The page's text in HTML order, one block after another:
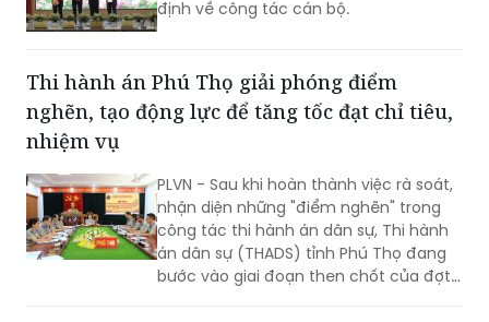
định về công tác cán bộ.
Thi hành án Phú Thọ giải phóng điểm
nghẽn, tạo động lực để tăng tốc đạt chỉ tiêu,
nhiệm vụ
PLVN - Sau khi hoàn thành việc rà soát,
nhận diện những "điểm nghẽn" trong
công tác thi hành án dân sự, Thi hành
án dân sự (THADS) tỉnh Phú Thọ đang
bước vào giai đoạn then chốt của đợt